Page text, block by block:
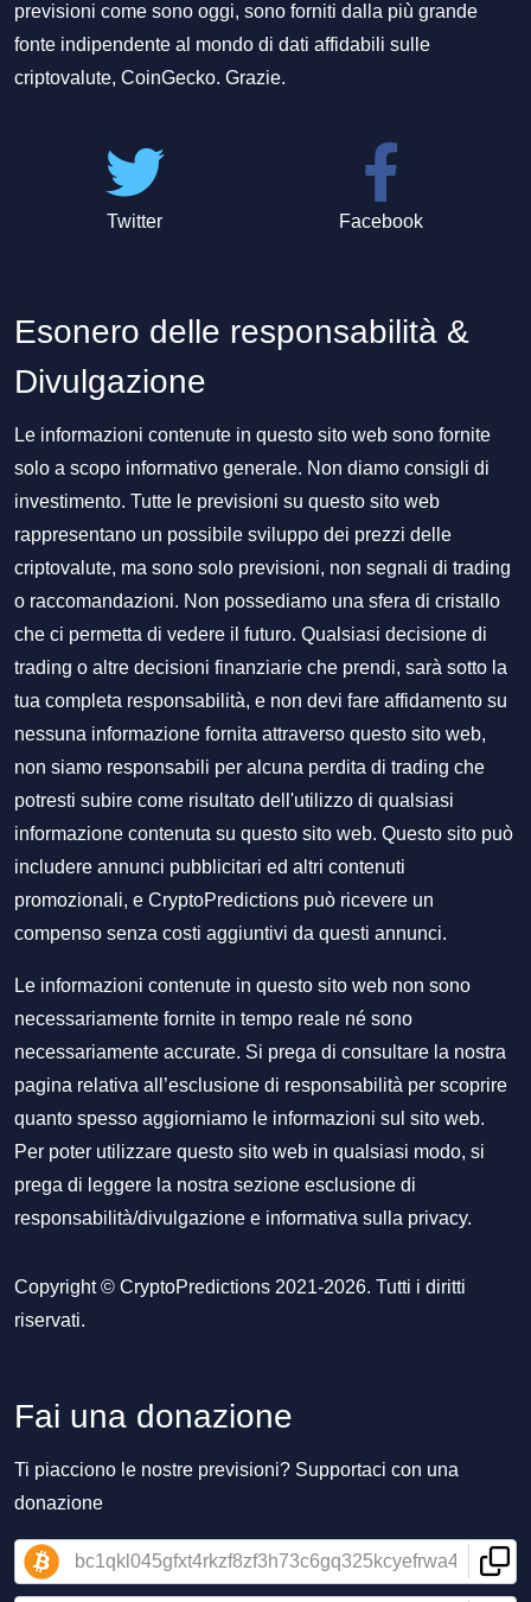
previsioni come sono oggi, sono forniti dalla più grande
fonte indipendente al mondo di dati affidabili sulle
criptovalute, CoinGecko. Grazie.
Twitter Facebook
Esonero delle responsabilità &
Divulgazione
Le informazioni contenute in questo sito web sono fornite
solo a scopo informativo generale. Non diamo consigli di
investimento. Tutte le previsioni su questo sito web
rappresentano un possibile sviluppo dei prezzi delle
criptovalute, ma sono solo previsioni, non segnali di trading
o raccomandazioni. Non possediamo una sfera di cristallo
che ci permetta di vedere il futuro. Qualsiasi decisione di
trading o altre decisioni finanziarie che prendi, sarà sotto la
tua completa responsabilità, e non devi fare affidamento su
nessuna informazione fornita attraverso questo sito web,
non siamo responsabili per alcuna perdita di trading che
potresti subire come risultato dell'utilizzo di qualsiasi
informazione contenuta su questo sito web. Questo sito può
includere annunci pubblicitari ed altri contenuti
promozionali, e CryptoPredictions può ricevere un
compenso senza costi aggiuntivi da questi annunci.
Le informazioni contenute in questo sito web non sono
necessariamente fornite in tempo reale né sono
necessariamente accurate. Si prega di consultare la nostra
pagina relativa all’esclusione di responsabilità per scoprire
quanto spesso aggiorniamo le informazioni sul sito web.
Per poter utilizzare questo sito web in qualsiasi modo, si
prega di leggere la nostra sezione esclusione di
responsabilità/divulgazione e informativa sulla privacy.
Copyright © CryptoPredictions 2021-2026. Tutti i diritti
riservati.
Fai una donazione
Ti piacciono le nostre previsioni? Supportaci con una
donazione